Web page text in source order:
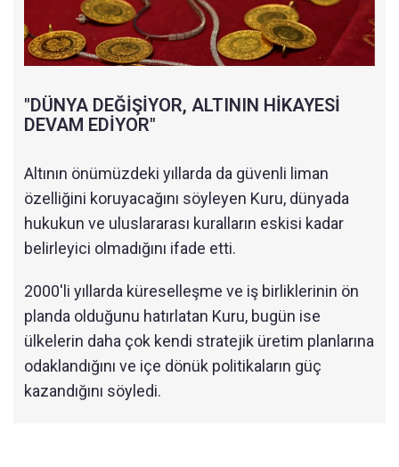
"DÜNYA DEĞİŞİYOR, ALTININ HİKAYESİ
DEVAM EDİYOR"
Altının önümüzdeki yıllarda da güvenli liman
özelliğini koruyacağını söyleyen Kuru, dünyada
hukukun ve uluslararası kuralların eskisi kadar
belirleyici olmadığını ifade etti.
2000'li yıllarda küreselleşme ve iş birliklerinin ön
planda olduğunu hatırlatan Kuru, bugün ise
ülkelerin daha çok kendi stratejik üretim planlarına
odaklandığını ve içe dönük politikaların güç
kazandığını söyledi.